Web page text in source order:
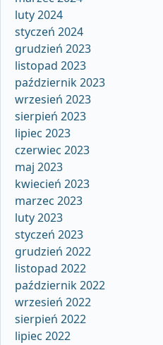
luty 2024
styczeń 2024
grudzień 2023
listopad 2023
październik 2023
wrzesień 2023
sierpień 2023
lipiec 2023
czerwiec 2023
maj 2023
kwiecień 2023
marzec 2023
luty 2023
styczeń 2023
grudzień 2022
listopad 2022
październik 2022
wrzesień 2022
sierpień 2022
lipiec 2022